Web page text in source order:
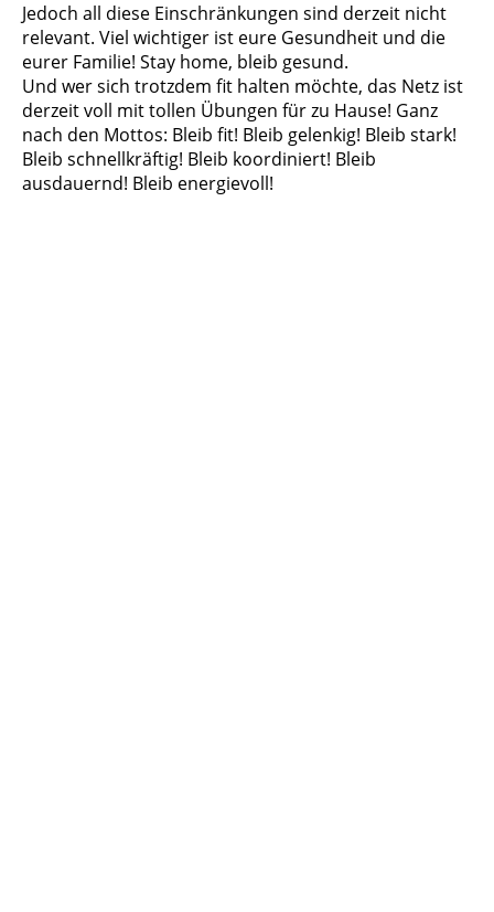
Jedoch all diese Einschränkungen sind derzeit nicht
relevant. Viel wichtiger ist eure Gesundheit und die
eurer Familie! Stay home, bleib gesund.
Und wer sich trotzdem fit halten möchte, das Netz ist
derzeit voll mit tollen Übungen für zu Hause! Ganz
nach den Mottos: Bleib fit! Bleib gelenkig! Bleib stark!
Bleib schnellkräftig! Bleib koordiniert! Bleib
ausdauernd! Bleib energievoll!